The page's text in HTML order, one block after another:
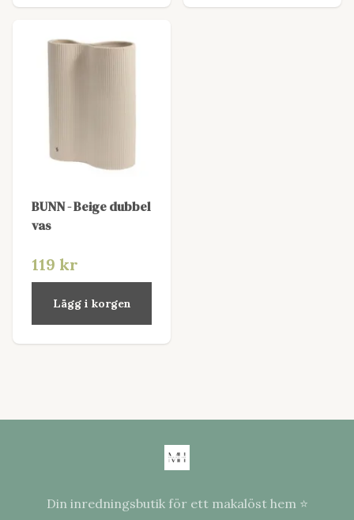
BUNN - Beige dubbel
vas
119 kr
Lägg i korgen
Din inredningsbutik för ett makalöst hem ⭐